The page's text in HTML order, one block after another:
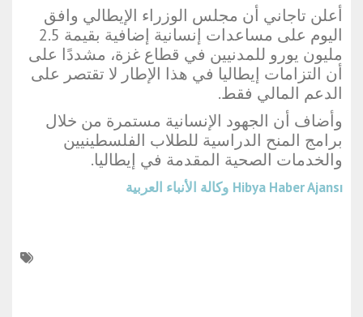
أعلن تاجاني أن مجلس الوزراء الإيطالي وافق
اليوم على مساعدات إنسانية إضافية بقيمة 2.5
مليون يورو للمدنيين في قطاع غزة، مشددًا على
أن التزامات إيطاليا في هذا الإطار لا تقتصر على
الدعم المالي فقط.
وأضاف أن الجهود الإنسانية مستمرة من خلال
برامج المنح الدراسية للطلاب الفلسطينيين
والخدمات الصحية المقدمة في إيطاليا.
Hibya Haber Ajansı وكالة الأنباء العربية